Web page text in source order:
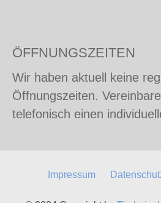
ÖFFNUNGSZEITEN
Wir haben aktuell keine
Öffnungszeiten.
telefonisch einen
Impressum